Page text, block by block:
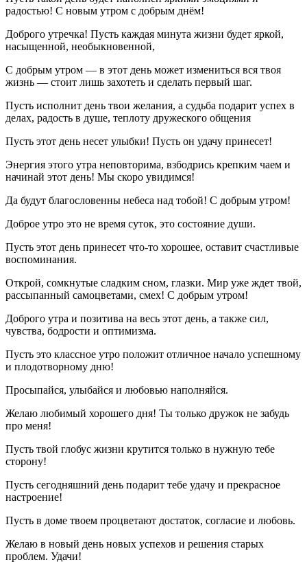
радостью! С новым утром с добрым днём!
Доброго утречка! Пусть каждая минута жизни будет яркой,
насыщенной, необыкновенной,
С добрым утром — в этот день может измениться вся твоя
жизнь — стоит лишь захотеть и сделать первый шаг.
Пусть исполнит день твои желания, а судьба подарит успех в
делах, радость в душе, теплоту дружеского общения
Пусть этот день несет улыбки! Пусть он удачу принесет!
Энергия этого утра неповторима, взбодрись крепким чаем и
начинай этот день! Мы скоро увидимся!
Да будут благословенны небеса над тобой! С добрым утром!
Доброе утро это не время суток, это состояние души.
Пусть этот день принесет что-то хорошее, оставит счастливые
воспоминания.
Открой, сомкнутые сладким сном, глазки. Мир уже ждет твой,
рассыпанный самоцветами, смех! С добрым утром!
Доброго утра и позитива на весь этот день, а также сил,
чувства, бодрости и оптимизма.
Пусть это классное утро положит отличное начало успешному
и плодотворному дню!
Просыпайся, улыбайся и любовью наполняйся.
Желаю любимый хорошего дня! Ты только дружок не забудь
про меня!
Пусть твой глобус жизни крутится только в нужную тебе
сторону!
Пусть сегодняшний день подарит тебе удачу и прекрасное
настроение!
Пусть в доме твоем процветают достаток, согласие и любовь.
Желаю в новый день новых успехов и решения старых
проблем. Удачи!